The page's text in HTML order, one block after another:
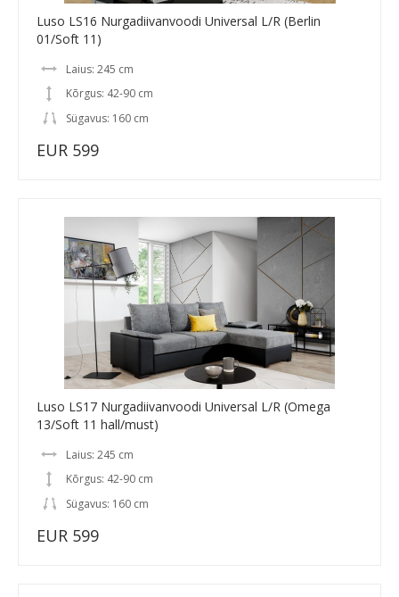
Luso LS16 Nurgadiivanvoodi Universal L/R (Berlin
01/Soft 11)
Laius: 245 cm
Kõrgus: 42-90 cm
Sügavus: 160 cm
EUR 599
Luso LS17 Nurgadiivanvoodi Universal L/R (Omega
13/Soft 11 hall/must)
Laius: 245 cm
Kõrgus: 42-90 cm
Sügavus: 160 cm
EUR 599